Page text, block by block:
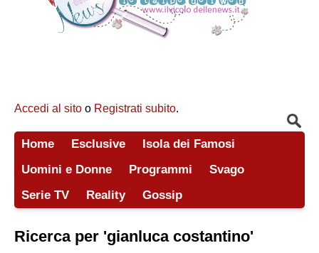
Accedi al sito o Registrati subito.
Home Esclusive
Isola dei Famosi
Uomini e Donne
Programmi
Svago
Serie TV
Reality Gossip
Ricerca per 'gianluca costantino'